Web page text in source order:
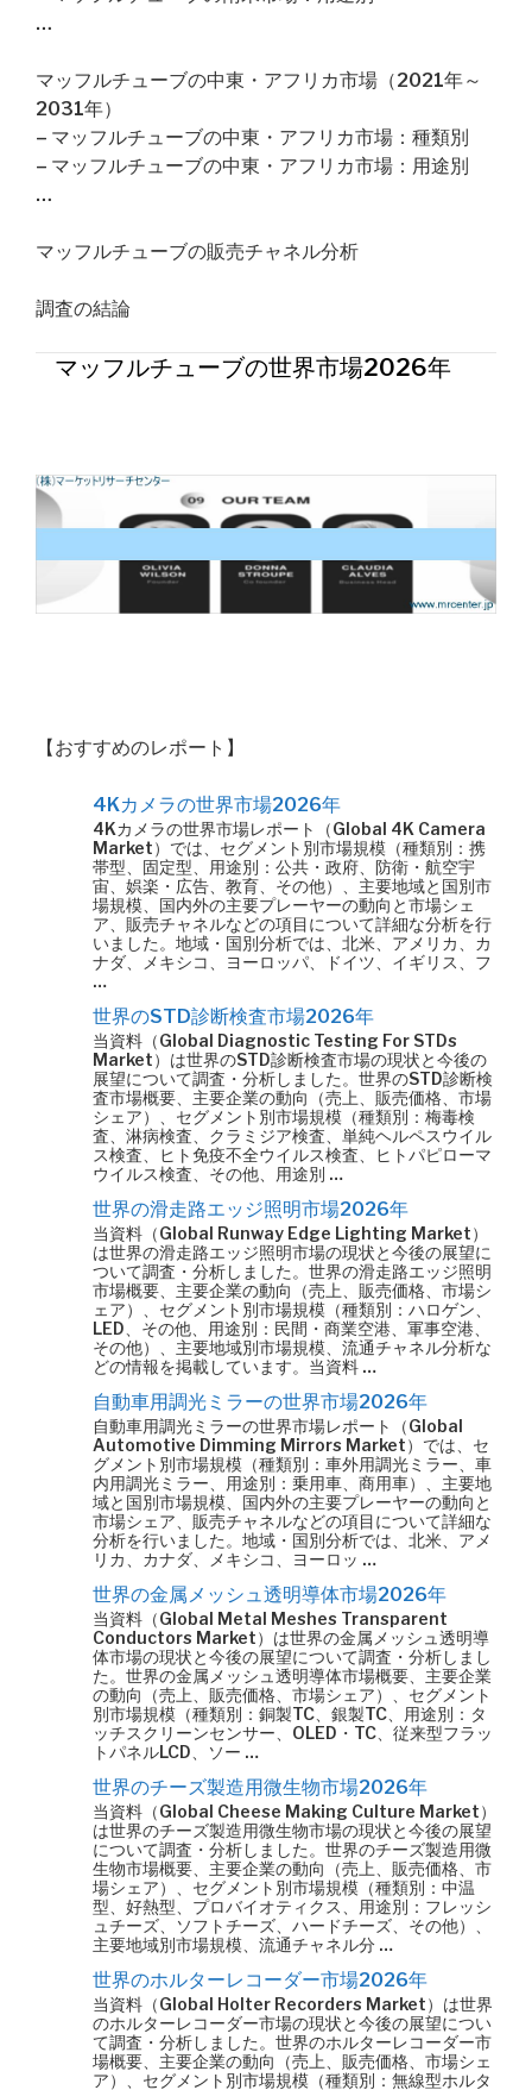
…
マッフルチューブの中東・アフリカ市場（2021年～
2031年）
– マッフルチューブの中東・アフリカ市場：種類別
– マッフルチューブの中東・アフリカ市場：用途別
…
マッフルチューブの販売チャネル分析
調査の結論
マッフルチューブの世界市場2026年
【おすすめのレポート】
4Kカメラの世界市場2026年
4Kカメラの世界市場レポート（Global 4K Camera
Market）では、セグメント別市場規模（種類別：携
帯型、固定型、用途別：公共・政府、防衛・航空宇
宙、娯楽・広告、教育、その他）、主要地域と国別市
場規模、国内外の主要プレーヤーの動向と市場シェ
ア、販売チャネルなどの項目について詳細な分析を行
いました。地域・国別分析では、北米、アメリカ、カ
ナダ、メキシコ、ヨーロッパ、ドイツ、イギリス、フ
…
世界のSTD診断検査市場2026年
当資料（Global Diagnostic Testing For STDs
Market）は世界のSTD診断検査市場の現状と今後の
展望について調査・分析しました。世界のSTD診断検
査市場概要、主要企業の動向（売上、販売価格、市場
シェア）、セグメント別市場規模（種類別：梅毒検
査、淋病検査、クラミジア検査、単純ヘルペスウイル
ス検査、ヒト免疫不全ウイルス検査、ヒトパピローマ
ウイルス検査、その他、用途別 …
世界の滑走路エッジ照明市場2026年
当資料（Global Runway Edge Lighting Market）
は世界の滑走路エッジ照明市場の現状と今後の展望に
ついて調査・分析しました。世界の滑走路エッジ照明
市場概要、主要企業の動向（売上、販売価格、市場シ
ェア）、セグメント別市場規模（種類別：ハロゲン、
LED、その他、用途別：民間・商業空港、軍事空港、
その他）、主要地域別市場規模、流通チャネル分析な
どの情報を掲載しています。当資料 …
自動車用調光ミラーの世界市場2026年
自動車用調光ミラーの世界市場レポート（Global
Automotive Dimming Mirrors Market）では、セ
グメント別市場規模（種類別：車外用調光ミラー、車
内用調光ミラー、用途別：乗用車、商用車）、主要地
域と国別市場規模、国内外の主要プレーヤーの動向と
市場シェア、販売チャネルなどの項目について詳細な
分析を行いました。地域・国別分析では、北米、アメ
リカ、カナダ、メキシコ、ヨーロッ …
世界の金属メッシュ透明導体市場2026年
当資料（Global Metal Meshes Transparent
Conductors Market）は世界の金属メッシュ透明導
体市場の現状と今後の展望について調査・分析しまし
た。世界の金属メッシュ透明導体市場概要、主要企業
の動向（売上、販売価格、市場シェア）、セグメント
別市場規模（種類別：銅製TC、銀製TC、用途別：タ
ッチスクリーンセンサー、OLED・TC、従来型フラッ
トパネルLCD、ソー …
世界のチーズ製造用微生物市場2026年
当資料（Global Cheese Making Culture Market）
は世界のチーズ製造用微生物市場の現状と今後の展望
について調査・分析しました。世界のチーズ製造用微
生物市場概要、主要企業の動向（売上、販売価格、市
場シェア）、セグメント別市場規模（種類別：中温
型、好熱型、プロバイオティクス、用途別：フレッシ
ュチーズ、ソフトチーズ、ハードチーズ、その他）、
主要地域別市場規模、流通チャネル分 …
世界のホルターレコーダー市場2026年
当資料（Global Holter Recorders Market）は世界
のホルターレコーダー市場の現状と今後の展望につい
て調査・分析しました。世界のホルターレコーダー市
場概要、主要企業の動向（売上、販売価格、市場シェ
ア）、セグメント別市場規模（種類別：無線型ホルタ